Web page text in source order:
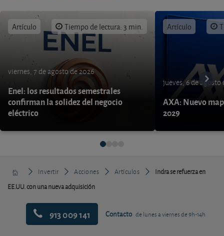
Artículo Tiempo de lectura: 3 min.
viernes, 7 de agosto de 2026
Enel: los resultados semestrales
confirman la solidez del negocio
eléctrico
Artículo
jueves, 6 de agosto
AXA: Nuevo
2029
Invertir Acciones Artículos
Indra se refuerza en
EE.UU. con una nueva adquisición
913 009 141 Contacto de lunes a viernes de 9h-14h